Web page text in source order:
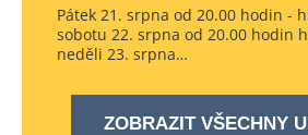
Pátek 21. srpna od 20.00 hodin -
sobotu 22. srpna od 20.00 hodin
neděli 23. srpna…
ZOBRAZIT VŠECHNY